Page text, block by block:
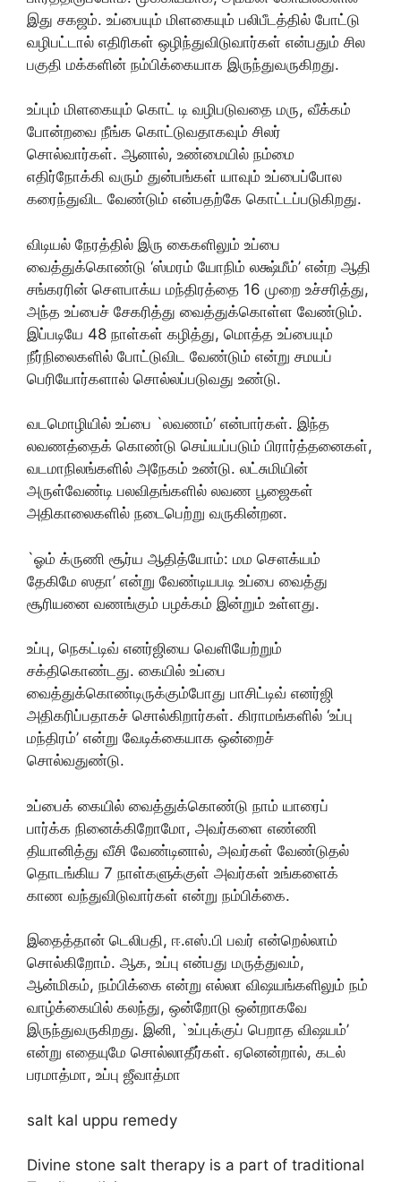
இது சகஜம். உப்பையும் மிளகையும் பலிபீடத்தில் போட்டு
வழிபட்டால் எதிரிகள் ஒழிந்துவிடுவார்கள் என்பதும் சில
பகுதி மக்களின் நம்பிக்கையாக இருந்துவருகிறது.
உப்பும் மிளகையும் கொட் டி வழிபடுவதை மரு, வீக்கம்
போன்றவை நீங்க கொட்டுவதாகவும் சிலர்
சொல்வார்கள். ஆனால், உண்மையில் நம்மை
எதிர்நோக்கி வரும் துன்பங்கள் யாவும் உப்பைப்போல
கரைந்துவிட வேண்டும் என்பதற்கே கொட்டப்படுகிறது.
விடியல் நேரத்தில் இரு கைகளிலும் உப்பை
வைத்துக்கொண்டு ‘ஸ்மரம் யோநிம் லக்ஷ்மீம்’ என்ற ஆதி
சங்கரரின் சௌபாக்ய மந்திரத்தை 16 முறை உச்சரித்து,
அந்த உப்பைச் சேகரித்து வைத்துக்கொள்ள வேண்டும்.
இப்படியே 48 நாள்கள் கழித்து, மொத்த உப்பையும்
நீர்நிலைகளில் போட்டுவிட வேண்டும் என்று சமயப்
பெரியோர்களால் சொல்லப்படுவது உண்டு.
வடமொழியில் உப்பை `லவணம்’ என்பார்கள். இந்த
லவணத்தைக் கொண்டு செய்யப்படும் பிரார்த்தனைகள்,
வடமாநிலங்களில் அநேகம் உண்டு. லட்சுமியின்
அருள்வேண்டி பலவிதங்களில் லவண பூஜைகள்
அதிகாலைகளில் நடைபெற்று வருகின்றன.
`ஓம் க்ருணி சூர்ய ஆதித்யோம்: மம சௌக்யம்
தேகிமே ஸதா’ என்று வேண்டியபடி உப்பை வைத்து
சூரியனை வணங்கும் பழக்கம் இன்றும் உள்ளது.
உப்பு, நெகட்டிவ் எனர்ஜியை வெளியேற்றும்
சக்திகொண்டது. கையில் உப்பை
வைத்துக்கொண்டிருக்கும்போது பாசிட்டிவ் எனர்ஜி
அதிகரிப்பதாகச் சொல்கிறார்கள். கிராமங்களில் ‘உப்பு
மந்திரம்’ என்று வேடிக்கையாக ஒன்றைச்
சொல்வதுண்டு.
உப்பைக் கையில் வைத்துக்கொண்டு நாம் யாரைப்
பார்க்க நினைக்கிறோமோ, அவர்களை எண்ணி
தியானித்து வீசி வேண்டினால், அவர்கள் வேண்டுதல்
தொடங்கிய 7 நாள்களுக்குள் அவர்கள் உங்களைக்
காண வந்துவிடுவார்கள் என்று நம்பிக்கை.
இதைத்தான் டெலிபதி, ஈ.எஸ்.பி பவர் என்றெல்லாம்
சொல்கிறோம். ஆக, உப்பு என்பது மருத்துவம்,
ஆன்மிகம், நம்பிக்கை என்று எல்லா விஷயங்களிலும் நம்
வாழ்க்கையில் கலந்து, ஒன்றோடு ஒன்றாகவே
இருந்துவருகிறது. இனி, `உப்புக்குப் பெறாத விஷயம்’
என்று எதையுமே சொல்லாதீர்கள். ஏனென்றால், கடல்
பரமாத்மா, உப்பு ஜீவாத்மா
salt kal uppu remedy
Divine stone salt therapy is a part of traditional